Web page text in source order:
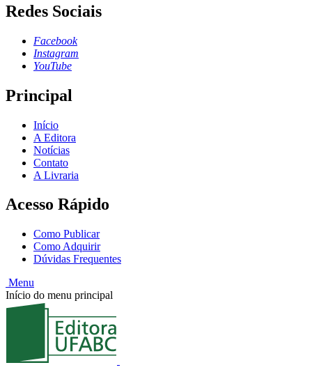
Redes Sociais
Facebook
Instagram
YouTube
Principal
Início
A Editora
Notícias
Contato
A Livraria
Acesso Rápido
Como Publicar
Como Adquirir
Dúvidas Frequentes
Menu
Início do menu principal